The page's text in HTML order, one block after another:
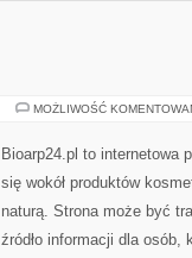
MOŻLIWOŚĆ
Bioarp24.pl to internetowa
się wokół produktów
naturą. Strona może być
źródło informacji dla osób,